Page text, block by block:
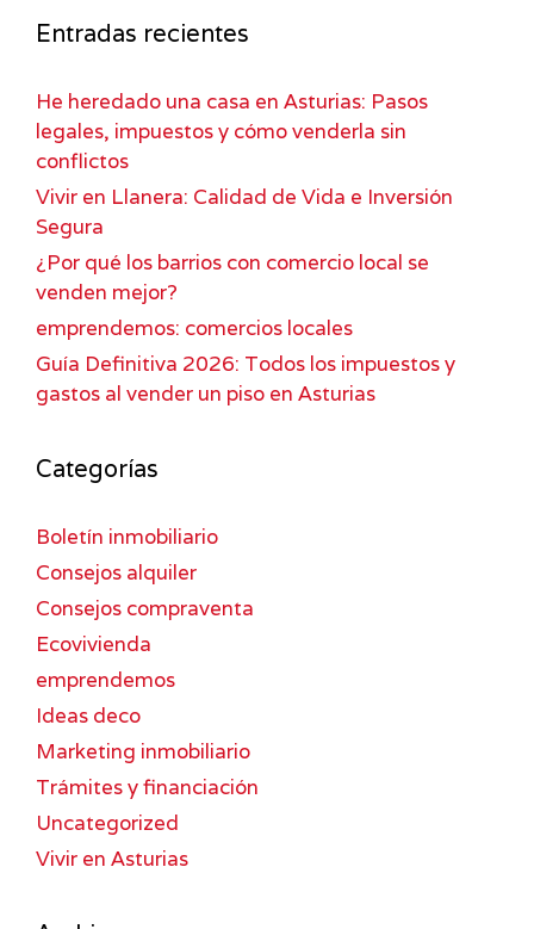
Entradas recientes
He heredado una casa en Asturias: Pasos
legales, impuestos y cómo venderla sin
conflictos
Vivir en Llanera: Calidad de Vida e Inversión
Segura
¿Por qué los barrios con comercio local se
venden mejor?
emprendemos: comercios locales
Guía Definitiva 2026: Todos los impuestos y
gastos al vender un piso en Asturias
Categorías
Boletín inmobiliario
Consejos alquiler
Consejos compraventa
Ecovivienda
emprendemos
Ideas deco
Marketing inmobiliario
Trámites y financiación
Uncategorized
Vivir en Asturias